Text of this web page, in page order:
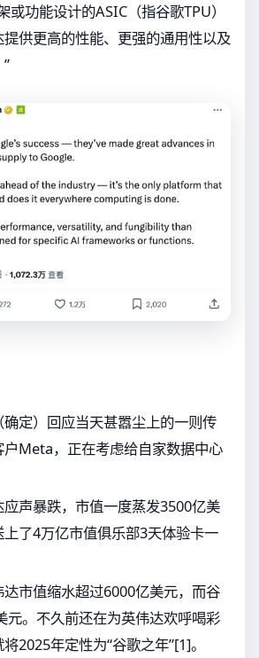
或功能设计的ASIC（指谷歌TPU）
供更高的性能、更强的通用性以及
定）回应当天甚嚣尘上的一则传
户Meta，正在考虑给自家数据中心
声暴跌，市值一度蒸发3500亿美
了4万亿市值俱乐部3天体验卡一
市值缩水超过6000亿美元，而谷
元。不久前还在为英伟达欢呼喝彩
2025年定性为“谷歌之年”[1]。